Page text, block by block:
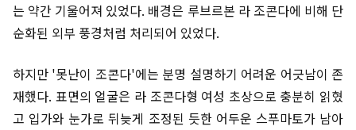
는 약간 기울어져 있었다. 배경은 루브르본 라 조콘다에 비해 단
순화된 외부 풍경처럼 처리되어 있었다.
하지만 '못난이 조콘다'에는 분명 설명하기 어려운 어긋남이 존
재했다. 표면의 얼굴은 라 조콘다형 여성 초상으로 충분히 읽혔
고 입가와 눈가로 뒤늦게 조정된 듯한 어두운 스푸마토가 남아